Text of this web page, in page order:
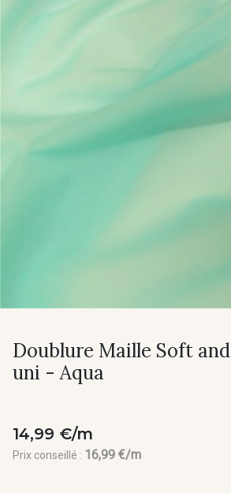
Doublure Maille Soft
uni - Aqua
14,99 €/m
Prix conseillé : 16,99 €/m